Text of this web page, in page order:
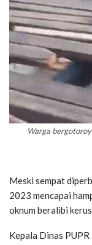
Warga
Meski sempat
2023 mencapai
oknum beralibi
Kepala Dinas